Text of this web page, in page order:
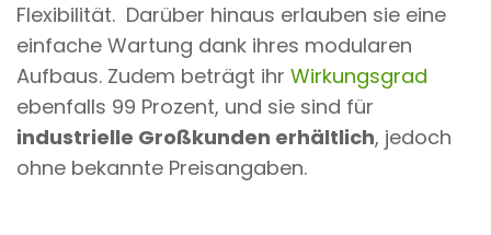
Flexibilität. Darüber hinaus erlauben sie eine
einfache Wartung dank ihres modularen
Aufbaus. Zudem beträgt ihr Wirkungsgrad
ebenfalls 99 Prozent, und sie sind für
industrielle Großkunden erhältlich, jedoch
ohne bekannte Preisangaben.